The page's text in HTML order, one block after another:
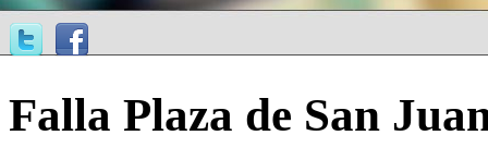
Falla Plaza de San